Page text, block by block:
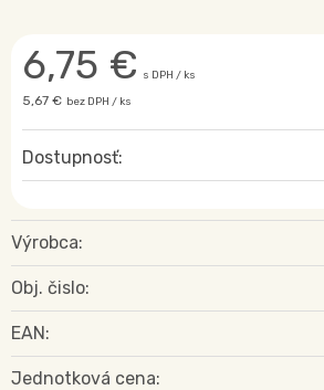
6,75 € s DPH / ks
5,67 € bez DPH / ks
Dostupnosť:
Výrobca:
Obj. čislo:
EAN:
Jednotková cena: